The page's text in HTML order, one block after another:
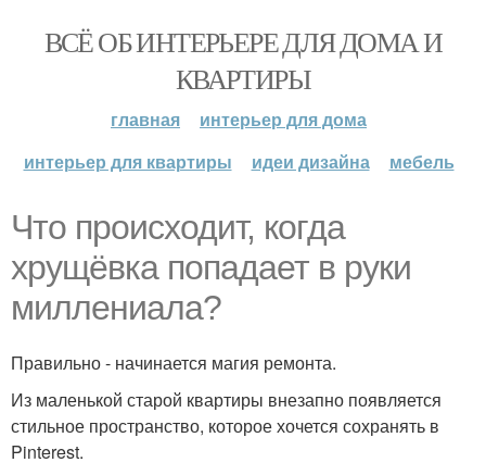
ВСЁ ОБ ИНТЕРЬЕРЕ ДЛЯ ДОМА И
КВАРТИРЫ
главная
интерьер для дома
интерьер для квартиры
идеи дизайна мебель
Что происходит, когда
хрущёвка попадает в руки
миллениала?
Правильно - начинается магия ремонта.
Из маленькой старой квартиры внезапно появляется
стильное пространство, которое хочется сохранять в
Pinterest.